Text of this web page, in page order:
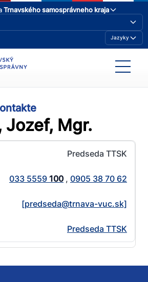
Trnavského samosprávneho kraja
Jazyky
Jozef, Mgr.
Predseda TTSK
033 5559 100 , 0905 38 70 62
[predseda@​trnava-vuc.sk]
Predseda TTSK